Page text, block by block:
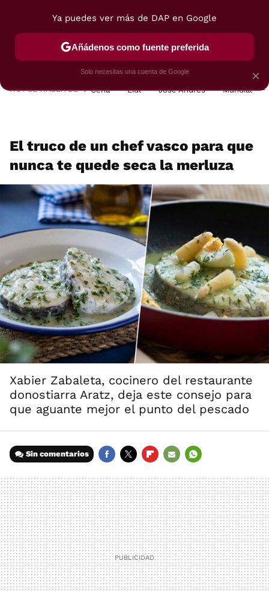
POSTRES VIAJES SELECCIÓN VEGUI
HOY SE HABLA DE Cena Lidl José Andrés Mundial
El truco de un chef vasco para que
nunca te quede seca la merluza
Xabier Zabaleta, cocinero del restaurante
donostiarra Aratz, deja este consejo para
que aguante mejor el punto del pescado
Sin comentarios
MAIL
×
Ya puedes ver más de DAP en Google
Añádenos como fuente preferida
Solo necesitas una cuenta de Google